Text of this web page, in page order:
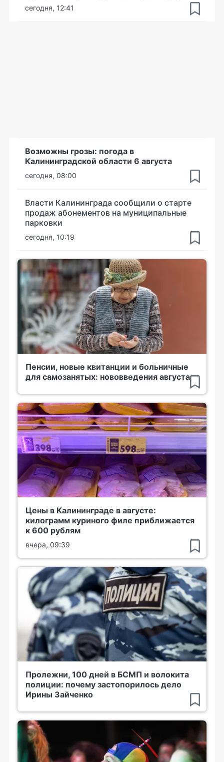
сегодня, 12:41
Возможны грозы: погода в
Калининградской области 6 августа
сегодня, 08:00
Власти Калининграда сообщили о старте
продаж абонементов на муниципальные
парковки
сегодня, 10:19
Пенсии, новые квитанции и больничные
для самозанятых: нововведения августа
Цены в Калининграде в августе:
килограмм куриного филе приближается
к 600 рублям
вчера, 09:39
Пролежни, 100 дней в БСМП и волокита
полиции: почему застопорилось дело
Ирины Зайченко